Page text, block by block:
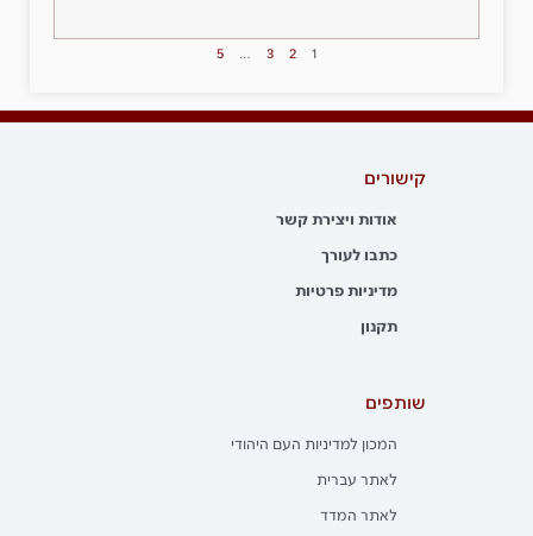
1
2
3
…
5
קישורים
אודות ויצירת קשר
כתבו לעורך
מדיניות פרטיות
תקנון
שותפים
המכון למדיניות העם היהודי
לאתר עברית
לאתר המדד